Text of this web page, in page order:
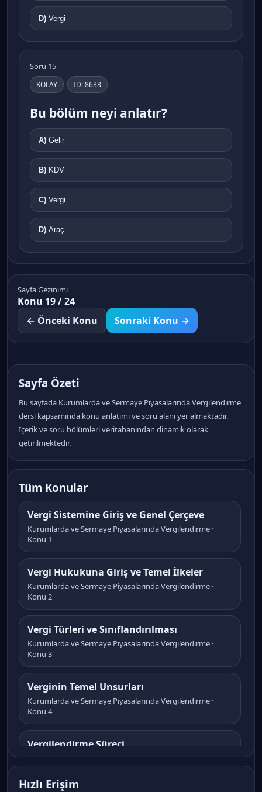
D) Vergi
Soru 15
KOLAY ID: 8633
Bu bölüm neyi anlatır?
A) Gelir
B) KDV
C) Vergi
D) Araç
Sayfa Gezinimi
Konu 19 / 24
← Önceki Konu
Sonraki Konu →
Sayfa Özeti
Bu sayfada Kurumlarda ve Sermaye Piyasalarında Vergilendirme
dersi kapsamında konu anlatımı ve soru alanı yer almaktadır.
İçerik ve soru bölümleri veritabanından dinamik olarak
getirilmektedir.
Tüm Konular
Vergi Sistemine Giriş ve Genel Çerçeve
Kurumlarda ve Sermaye Piyasalarında Vergilendirme ·
Konu 1
Vergi Hukukuna Giriş ve Temel İlkeler
Kurumlarda ve Sermaye Piyasalarında Vergilendirme ·
Konu 2
Vergi Türleri ve Sınıflandırılması
Kurumlarda ve Sermaye Piyasalarında Vergilendirme ·
Konu 3
Verginin Temel Unsurları
Kurumlarda ve Sermaye Piyasalarında Vergilendirme ·
Konu 4
Vergilendirme Süreci
Kurumlarda ve Sermaye Piyasalarında Vergilendirme ·
Konu 5
Hızlı Erişim